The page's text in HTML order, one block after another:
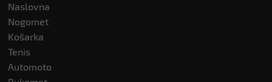
Naslovna
Nogomet
Košarka
Tenis
Automoto